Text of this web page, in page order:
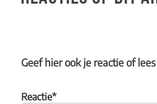
Geef hier ook je reactie of